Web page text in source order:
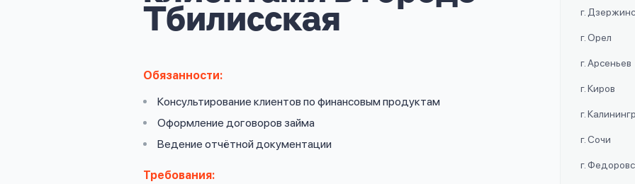
Тбилисская
Обязанности:
Консультирование клиентов по финансовым продуктам
Оформление договоров займа
Ведение отчётной документации
Требования:
г.
г. Орел
г. Арсеньев
г. Киров
г.
г. Сочи
г.
Войти под другим номером